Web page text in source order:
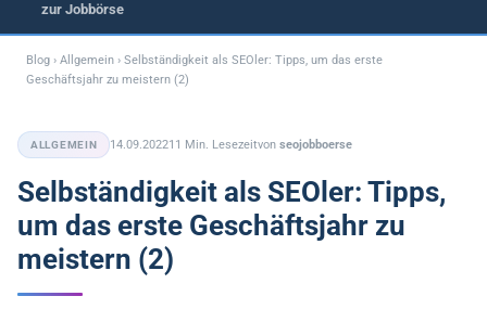
zur Jobbörse
Blog › Allgemein › Selbständigkeit als SEOler: Tipps, um das erste
Geschäftsjahr zu meistern (2)
ALLGEMEIN 14.09.202211 Min. Lesezeitvonseojobboerse
Selbständigkeit als SEOler: Tipps,
um das erste Geschäftsjahr zu
meistern (2)